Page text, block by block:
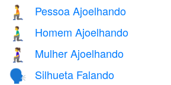
🧎 Pessoa Ajoelhando
🧎‍♂️ Homem Ajoelhando
🧎‍♀️ Mulher Ajoelhando
🗣️ Silhueta Falando